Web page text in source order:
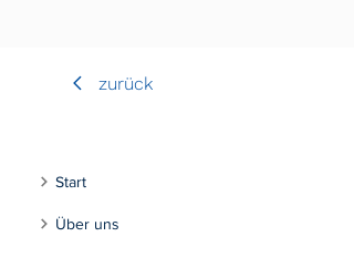
zurück
Start
Über uns